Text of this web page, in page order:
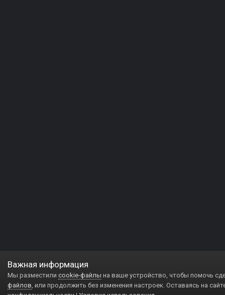
Важная информация
Мы разместили cookie-файлы на ваше устройство, чтобы помочь
файлов, или продолжить без изменения настроек. Оставаясь на